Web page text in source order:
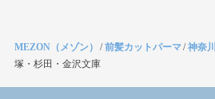
MEZON（メゾン） /前髪カットパーマ/神奈川
塚・杉田・金沢文庫